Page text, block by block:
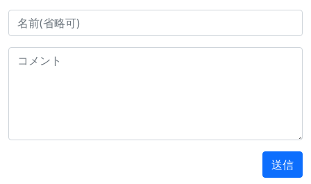
送信